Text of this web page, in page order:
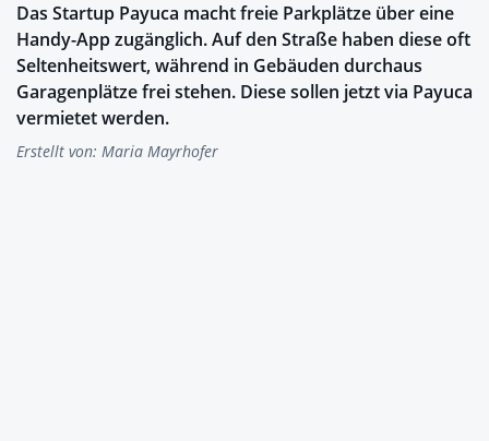
Das Startup Payuca macht freie Parkplätze über eine
Handy-App zugänglich. Auf den Straße haben diese oft
Seltenheitswert, während in Gebäuden durchaus
Garagenplätze frei stehen. Diese sollen jetzt via Payuca
vermietet werden.
Erstellt von: Maria Mayrhofer